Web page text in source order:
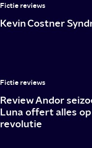
Fictie reviews
Kevin Costner
Fictie reviews
Review Andor
Luna offert alles
revolutie